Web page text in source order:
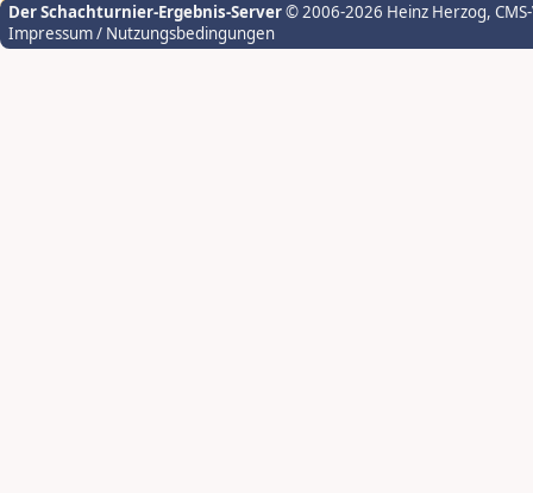
Der Schachturnier-Ergebnis-Server© 2006-2026 Heinz Herzog,
Impressum / Nutzungsbedingungen